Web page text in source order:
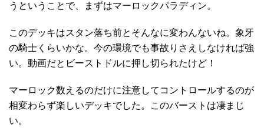
うということで、まずはマーロックパラディン。
このデッキはスタン落ち前とそんなに変わんないね。象牙
の騎士くらいかな。今の環境でも事故りさえしなければ強
い。動画だとビーストドルに押し切られたけど！
マーロック数えるのだけに注意してコントロールするのが
相変わらず楽しいデッキでした。このバーストは凄まじ
い。